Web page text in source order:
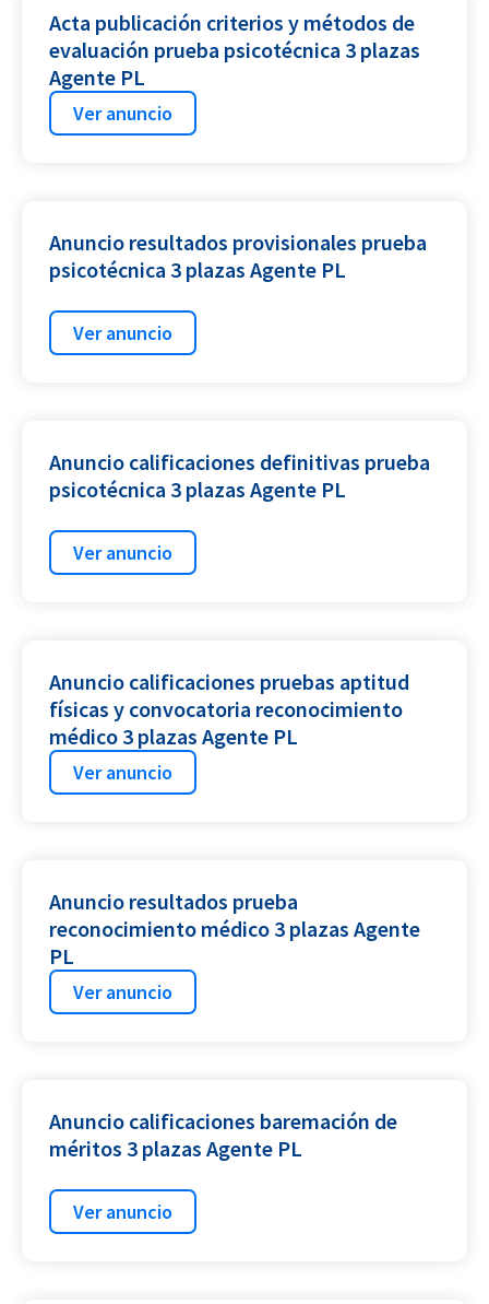
Acta publicación criterios y métodos de
evaluación prueba psicotécnica 3 plazas
Agente PL
Ver anuncio
Anuncio resultados provisionales prueba
psicotécnica 3 plazas Agente PL
Ver anuncio
Anuncio calificaciones definitivas prueba
psicotécnica 3 plazas Agente PL
Ver anuncio
Anuncio calificaciones pruebas aptitud
físicas y convocatoria reconocimiento
médico 3 plazas Agente PL
Ver anuncio
Anuncio resultados prueba
reconocimiento médico 3 plazas Agente
PL
Ver anuncio
Anuncio calificaciones baremación de
méritos 3 plazas Agente PL
Ver anuncio